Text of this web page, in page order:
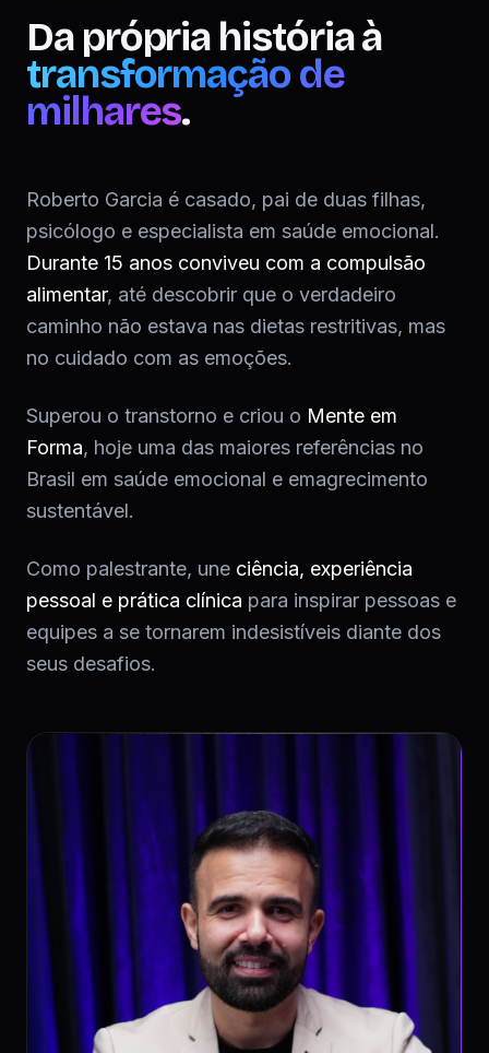
Da própria história à
transformação de
milhares.
Roberto Garcia é casado, pai de duas filhas,
psicólogo e especialista em saúde emocional.
Durante 15 anos conviveu com a compulsão
alimentar, até descobrir que o verdadeiro
caminho não estava nas dietas restritivas, mas
no cuidado com as emoções.
Superou o transtorno e criou o Mente em
Forma, hoje uma das maiores referências no
Brasil em saúde emocional e emagrecimento
sustentável.
Como palestrante, une ciência, experiência
pessoal e prática clínica para inspirar pessoas e
equipes a se tornarem indesistíveis diante dos
seus desafios.